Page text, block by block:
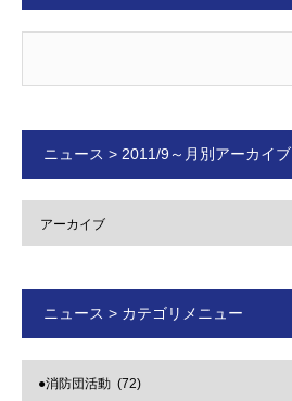
ニュース > 2011/9～月別アーカイブ
ニュース > カテゴリメニュー